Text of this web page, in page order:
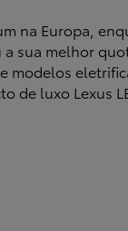
na Europa,
sua melhor
modelos
de luxo Lexus